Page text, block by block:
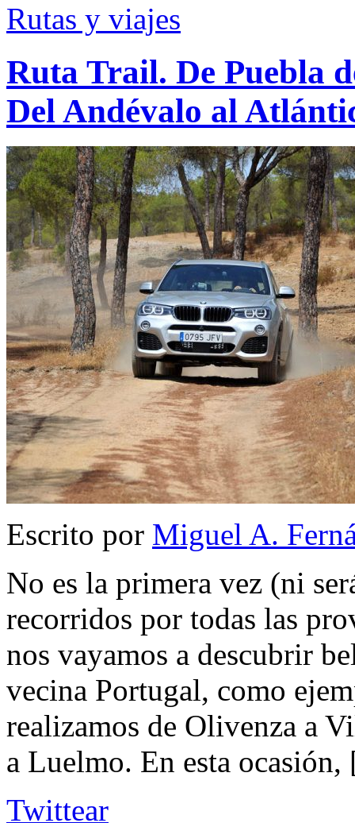
Rutas y viajes
Ruta Trail. De Puebla
Del Andévalo al
Escrito por Miguel A.
No es la primera vez (ni
recorridos por todas las
nos vayamos a descubrir
vecina Portugal, como
realizamos de Olivenza a
a Luelmo. En esta
Twittear